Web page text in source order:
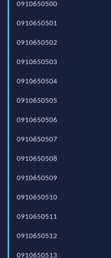
0910650500
0910650501
0910650502
0910650503
0910650504
0910650505
0910650506
0910650507
0910650508
0910650509
0910650510
0910650511
0910650512
0910650513